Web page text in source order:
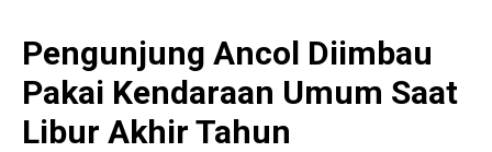
Pengunjung Ancol Diimbau
Pakai Kendaraan Umum Saat
Libur Akhir Tahun